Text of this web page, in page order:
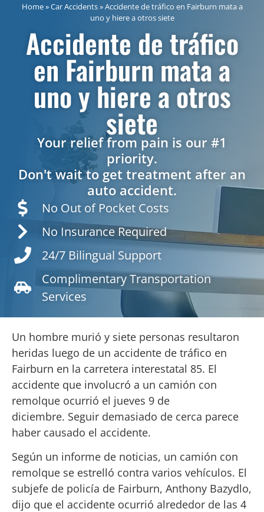
Home»Car Accidents»Accidente de tráfico en Fairburn mata a
uno y hiere a otros siete
Accidente de tráfico
en Fairburn mata a
uno y hiere a otros
siete
Your relief from pain is our #1
priority.
Don't wait to get treatment after an
auto accident.
No Out of Pocket Costs
No Insurance Required
24/7 Bilingual Support
Complimentary Transportation
Services
Un hombre murió y siete personas resultaron
heridas luego de un accidente de tráfico en
Fairburn en la carretera interestatal 85. El
accidente que involucró a un camión con
remolque ocurrió el jueves 9 de
diciembre. Seguir demasiado de cerca parece
haber causado el accidente.
Según un informe de noticias, un camión con
remolque se estrelló contra varios vehículos. El
subjefe de policía de Fairburn, Anthony Bazydlo,
dijo que el accidente ocurrió alrededor de las 4